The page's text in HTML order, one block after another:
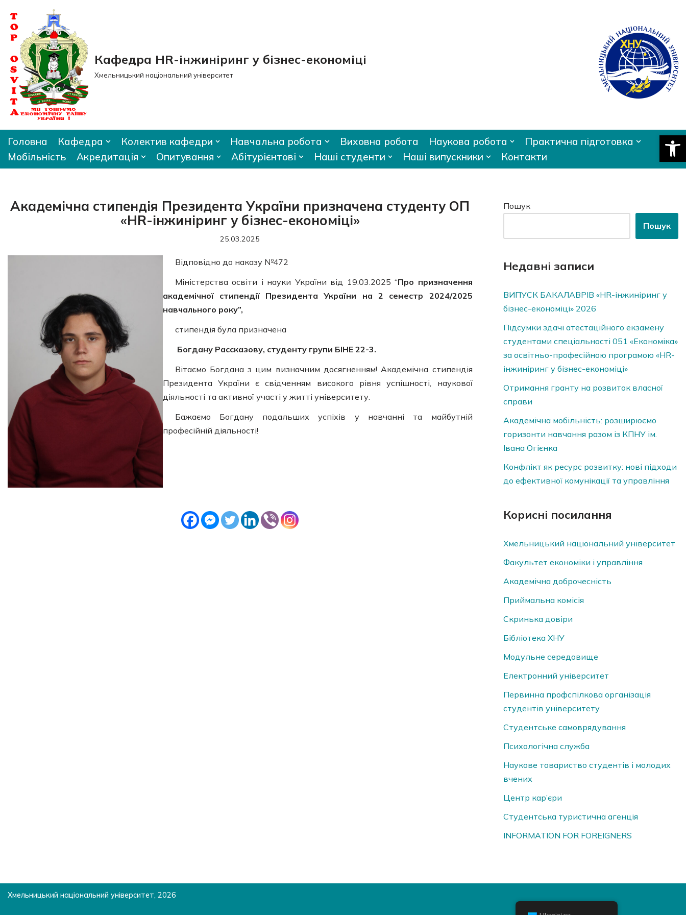
Перейти
до
вмісту
Кафедра HR-інжиніринг у бізнес-економіці
Хмельницький національний університет
Головна Кафедра Колектив кафедри Навчальна робота Виховна робота Наукова робота
Практична підготовка
Мобільність
Акредитація Опитування Абітурієнтові Наші студенти Наші випускники Контакти
Академічна стипендія Президента України призначена студенту ОП
«HR-інжиніринг у бізнес-економіці»
25.03.2025
Відповідно до наказу №472
Міністерства освіти і науки України від 19.03.2025 “Про призначення
академічної стипендії Президента України на 2 семестр 2024/2025
навчального року”,
стипендія була призначена
Богдану Рассказову, студенту групи БІНЕ 22-3.
Вітаємо Богдана з цим визначним досягненням! Академічна стипендія
Президента України є свідченням високого рівня успішності, наукової
діяльності та активної участі у житті університету.
Бажаємо Богдану подальших успіхів у навчанні та майбутній
професійній діяльності!
Пошук
Пошук
Недавні записи
ВИПУСК БАКАЛАВРІВ «HR-інжиніринг у
бізнес-економіці» 2026
Підсумки здачі атестаційного екзамену
студентами спеціальності 051 «Економіка»
за освітньо-професійною програмою «HR-
інжиніринг у бізнес-економіці»
Отримання гранту на розвиток власної
справи
Академічна мобільність: розширюємо
горизонти навчання разом із КПНУ ім.
Івана Огієнка
Конфлікт як ресурс розвитку: нові підходи
до ефективної комунікації та управління
Корисні посилання
Хмельницький національний університет
Факультет економіки і управління
Академічна доброчесність
Приймальна комісія
Скринька довiри
Бібліотека ХНУ
Модульне середовище
Електронний університет
Первинна профспілкова організація
студентів університету
Студентське самоврядування
Психологічна служба
Наукове товариство студентів і молодих
вчених
Центр кар’єри
Студентська туристична агенція
INFORMATION FOR FOREIGNERS
Хмельницький національний університет, 2026